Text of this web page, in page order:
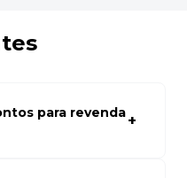
para revenda